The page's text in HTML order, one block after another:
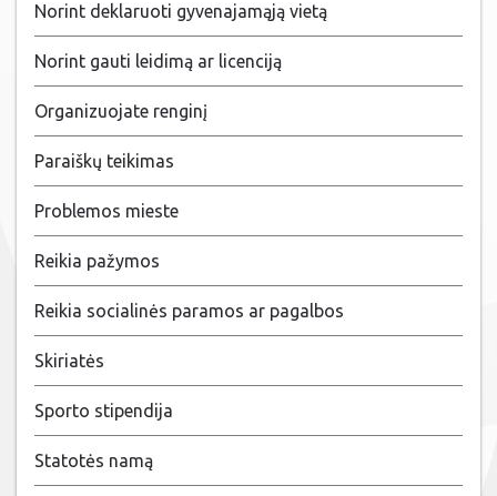
Norint deklaruoti gyvenajamąją vietą
Norint gauti leidimą ar licenciją
Organizuojate renginį
Paraiškų teikimas
Problemos mieste
Reikia pažymos
Reikia socialinės paramos ar pagalbos
Skiriatės
Sporto stipendija
Statotės namą